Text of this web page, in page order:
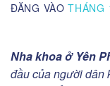
ĐĂNG VÀOTHÁNG
Nha khoa ở Yên
đầu của người dân